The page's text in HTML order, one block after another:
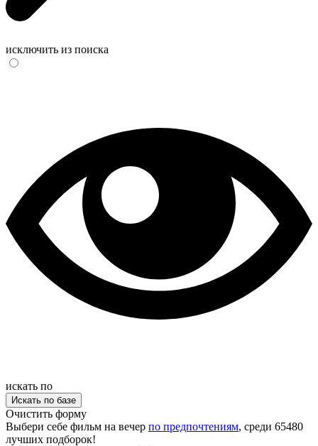
исключить из поиска
искать по
Очистить форму
Выбери себе фильм на вечер по предпочтениям, среди 65480
лучших подборок!